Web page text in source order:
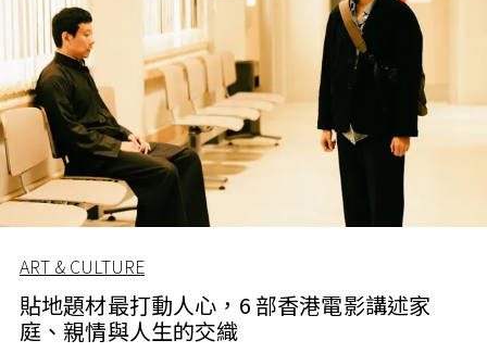
ART & CULTURE
貼地題材最打動人心，6 部香港電影講述家
庭、親情與人生的交織